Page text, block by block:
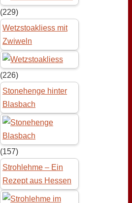
(229)
Wetzstoakliess mit
Zwiweln
(226)
Stonehenge hinter
Blasbach
(157)
Strohlehme – Ein
Rezept aus Hessen